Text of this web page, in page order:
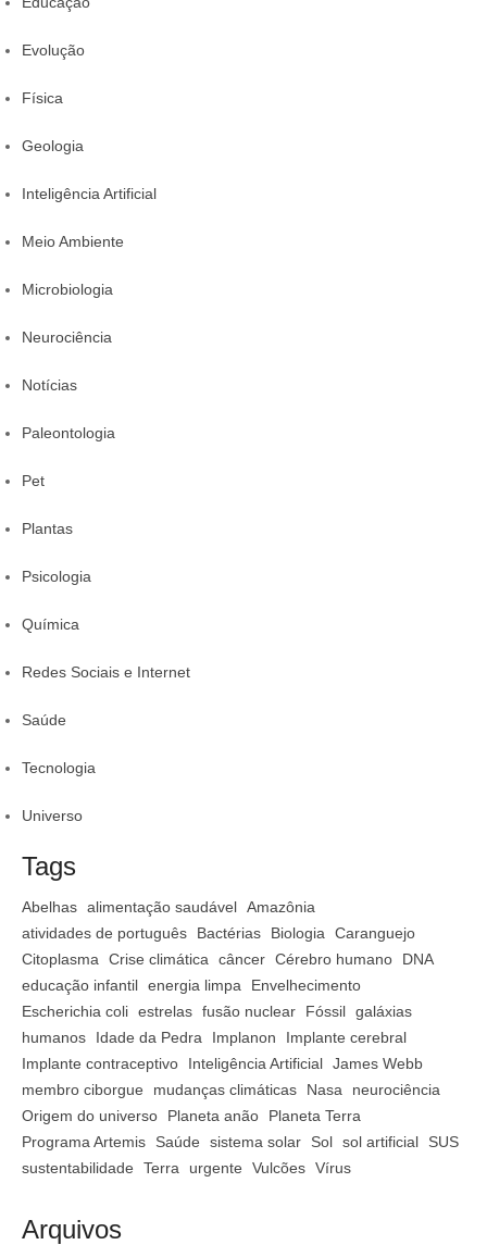
Evolução
Física
Geologia
Inteligência Artificial
Meio Ambiente
Microbiologia
Neurociência
Notícias
Paleontologia
Pet
Plantas
Psicologia
Química
Redes Sociais e Internet
Saúde
Tecnologia
Universo
Tags
Abelhas alimentação saudável Amazônia
atividades de português
Bactérias Biologia
Caranguejo
Citoplasma
Crise climática câncer Cérebro humano
DNA
educação infantil energia limpa
Envelhecimento
Escherichia coli estrelas fusão nuclear Fóssil galáxias
humanos
Idade da Pedra Implanon
Implante cerebral
Implante contraceptivo
Inteligência Artificial James Webb
membro ciborgue
mudanças climáticas Nasa
neurociência
Origem do universo
Planeta anão
Planeta Terra
Programa Artemis
Saúde sistema solar Sol sol artificial
SUS
sustentabilidade
Terra urgente Vulcões Vírus
Arquivos